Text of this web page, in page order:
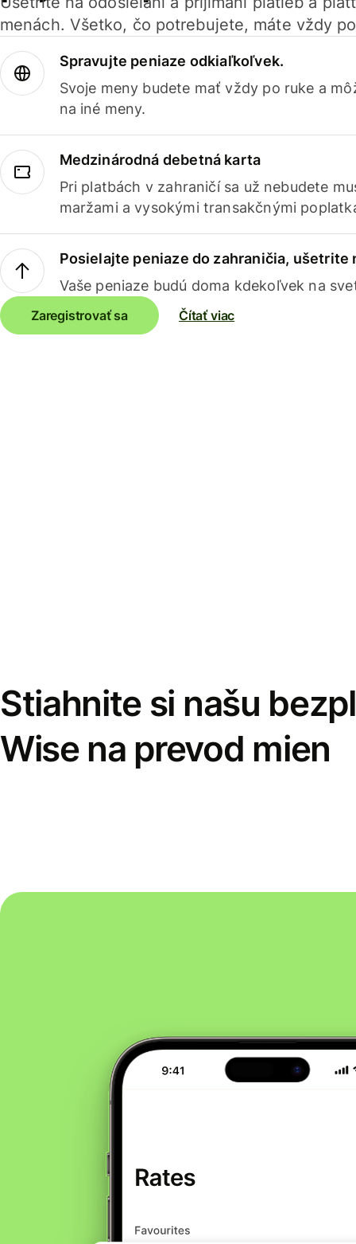
menách. Všetko, čo potrebujete, máte vždy
Spravujte peniaze odkiaľkoľvek.
Svoje meny budete mať vždy po ruke a
na iné meny.
Medzinárodná debetná karta
Pri platbách v zahraničí sa už nebudete
maržami a vysokými transakčnými
Posielajte peniaze do zahraničia, ušetrite
Vaše peniaze budú doma kdekoľvek na
Zaregistrovať sa Čítať viac
Stiahnite si našu
Wise na prevod mien